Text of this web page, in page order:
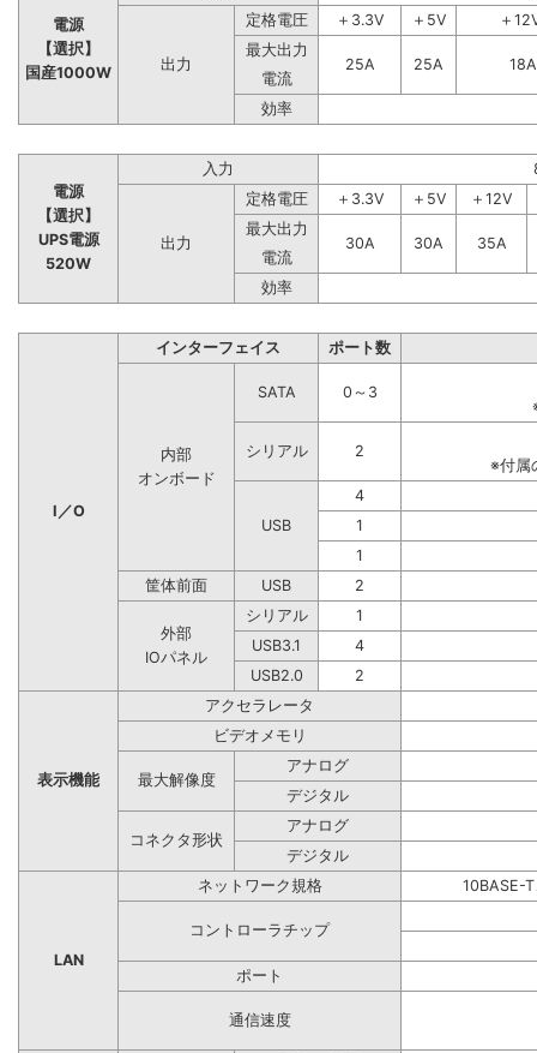
電源
【選択】
国産1000W
出力
定格電圧 ＋3.3V ＋5V
＋
最大出力
25A
25A
18A
電流
効率
電源
【選択】
UPS電源
520W
入力
出力
定格電圧 ＋3.3V ＋5V
＋12V
最大出力
30A
30A
35A
電流
効率
I／O
インターフェイス ポート数
内部
オンボード
SATA
0～3
シリアル
2
※付属
USB
4
1
1
筐体前面
USB 2
外部
IOパネル
シリアル
1
USB3.1
4
USB2.0
2
表示機能
アクセラレータ
ビデオメモリ
最大解像度
アナログ
デジタル
コネクタ形状
アナログ
デジタル
LAN
ネットワーク規格 10BASE-
コントローラチップ
ポート
通信速度